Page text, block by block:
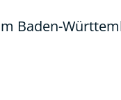
Baden-